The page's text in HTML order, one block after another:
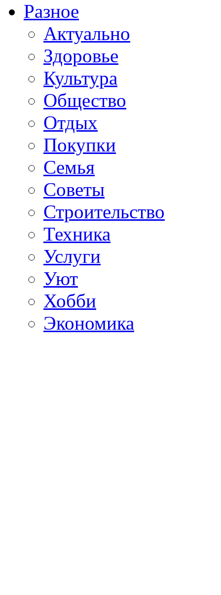
Разное
Актуально
Здоровье
Культура
Общество
Отдых
Покупки
Семья
Советы
Строительство
Техника
Услуги
Уют
Хобби
Экономика